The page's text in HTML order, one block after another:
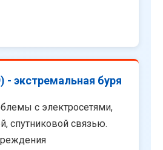
- экстремальная буря
с электросетями,
спутниковой связью.